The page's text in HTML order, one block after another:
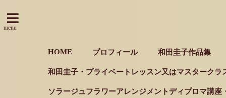
menu
HOME プロフィール 和田圭子作品集
和田圭子・プライベートレッスン又はマスタークラ
ソラージュフラワーアレンジメントディプロマ講座